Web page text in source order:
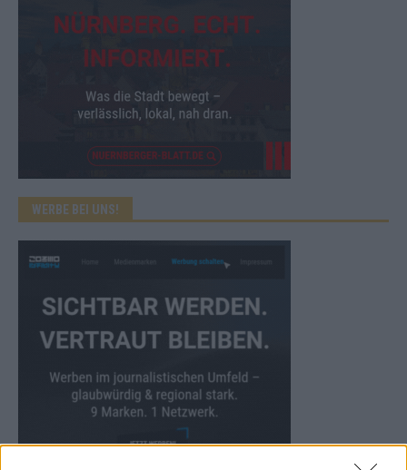
WERBE BEI UNS!